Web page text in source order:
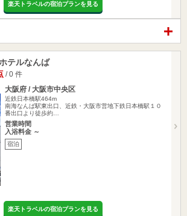
楽天トラベルの宿泊プランを見る
テルなんば
/ 0 件
大阪府 / 大阪市中央区
近鉄日本橋駅464m
南海なんば駅東出口、近鉄・大阪市営地下鉄日本橋駅１０
番出口より徒歩約…
営業時間
入浴料金 ～
宿泊
楽天トラベルの宿泊プランを見る